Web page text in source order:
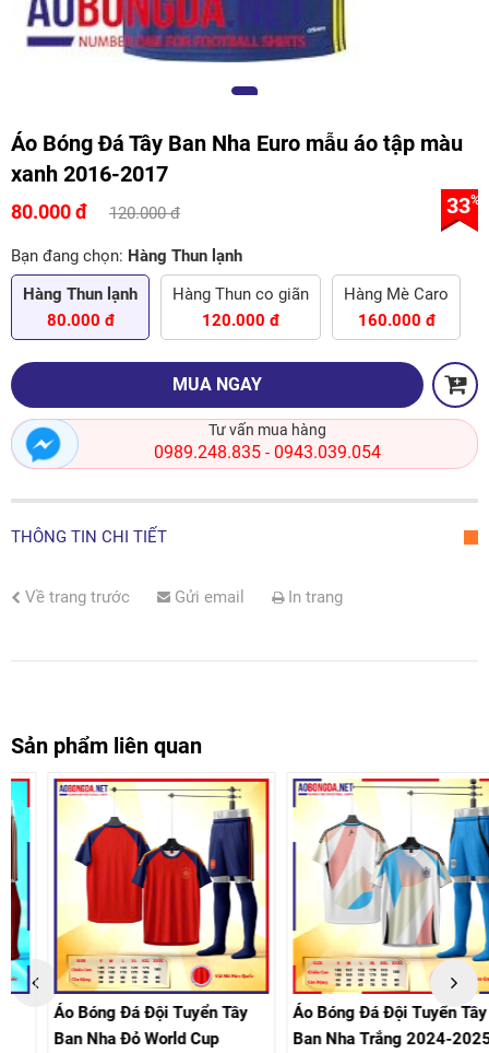
Áo Bóng Đá Tây Ban Nha Euro mẫu áo tập màu
xanh 2016-2017
80.000 đ 120.000 đ 33%
Bạn đang chọn: Hàng Thun lạnh
Hàng Thun lạnh
80.000 đ
Hàng Thun co giãn
120.000 đ
Hàng Mè Caro
160.000 đ
MUA NGAY
Tư vấn mua hàng
0989.248.835- 0943.039.054
THÔNG TIN CHI TIẾT
Về trang trước Gửi email In trang
Sản phẩm liên quan
Áo Bóng Đá Đội Tuyển Tây
Ban Nha Đỏ World Cup
Áo Bóng Đá Đội Tuyển Tây
Ban Nha Trắng 2024-2025